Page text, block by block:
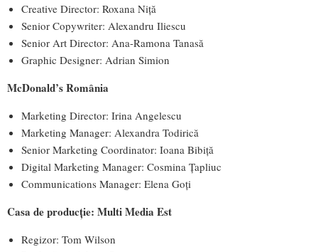
Creative Director: Roxana Niță
Senior Copywriter: Alexandru Iliescu
Senior Art Director: Ana-Ramona Tanasă
Graphic Designer: Adrian Simion
McDonald’s România
Marketing Director: Irina Angelescu
Marketing Manager: Alexandra Todirică
Senior Marketing Coordinator: Ioana Bibiță
Digital Marketing Manager: Cosmina Ţapliuc
Communications Manager: Elena Goți
Casa de producție: Multi Media Est
Regizor: Tom Wilson